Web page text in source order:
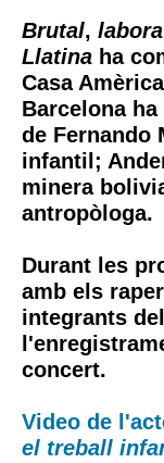
Brutal,
Llatina ha
Casa
Barcelona
de Fernando
infantil;
minera
antropòloga.
Durant les
amb els
integrants
concert.
Video de
el treball